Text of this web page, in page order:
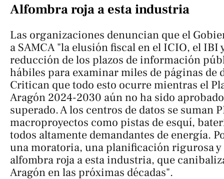
Alfombra roja a esta industria
Las organizaciones denuncian que el
a SAMCA "la elusión fiscal en el ICIO, el IBI
reducción de los plazos de información
hábiles para examinar miles de páginas de
Critican que todo esto ocurre mientras el
Aragón 2024-2030 aún no ha sido
superado. A los centros de datos se suman
macroproyectos como pistas de esquí,
todos altamente demandantes de energía.
una moratoria, una planificación rigurosa y
alfombra roja a esta industria, que
Aragón en las próximas décadas".